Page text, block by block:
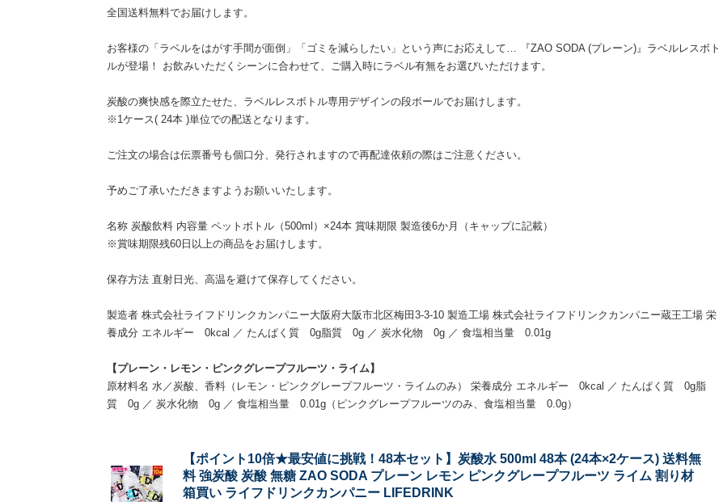
全国送料無料でお届けします。
お客様の「ラベルをはがす手間が面倒」「ゴミを減らしたい」という声にお応えして… 『ZAO SODA (プレーン)』ラベルレスボト
ルが登場！ お飲みいただくシーンに合わせて、ご購入時にラベル有無をお選びいただけます。
炭酸の爽快感を際立たせた、ラベルレスボトル専用デザインの段ボールでお届けします。
※1ケース( 24本 )単位での配送となります。
ご注文の場合は伝票番号も個口分、発行されますので再配達依頼の際はご注意ください。
予めご了承いただきますようお願いいたします。
名称 炭酸飲料 内容量 ペットボトル（500ml）×24本 賞味期限 製造後6か月（キャップに記載）
※賞味期限残60日以上の商品をお届けします。
保存方法 直射日光、高温を避けて保存してください。
製造者 株式会社ライフドリンクカンパニー大阪府大阪市北区梅田3-3-10 製造工場 株式会社ライフドリンクカンパニー蔵王工場 栄
養成分 エネルギー 0kcal ／ たんぱく質 0g脂質 0g ／ 炭水化物 0g ／ 食塩相当量 0.01g
【プレーン・レモン・ピンクグレープフルーツ・ライム】
原材料名 水／炭酸、香料（レモン・ピンクグレープフルーツ・ライムのみ） 栄養成分 エネルギー 0kcal ／ たんぱく質 0g脂
質 0g ／ 炭水化物 0g ／ 食塩相当量 0.01g（ピンクグレープフルーツのみ、食塩相当量 0.0g）
【ポイント10倍★最安値に挑戦！48本セット】炭酸水 500ml 48本 (24本×2ケース) 送料無
料 強炭酸 炭酸 無糖 ZAO SODA プレーン レモン ピンクグレープフルーツ ライム 割り材
箱買い ライフドリンクカンパニー LIFEDRINK